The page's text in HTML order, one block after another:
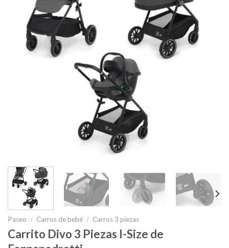
lista de
deseos
Paseo / Carros de bebé / Carros 3 piezas
Carrito Divo 3 Piezas I-Size de